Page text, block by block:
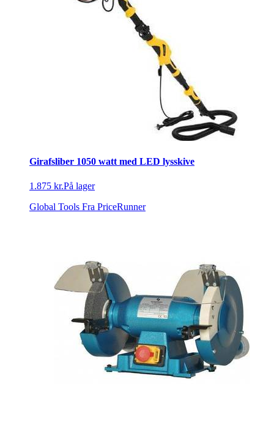
Girafsliber 1050 watt med LED lysskive
1.875 kr.På lager
Global Tools Fra PriceRunner